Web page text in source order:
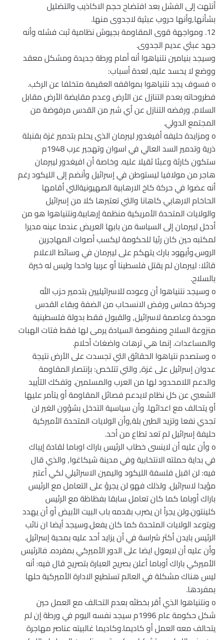
أنتهت إلى الفشل بعد افتضاح حجم الاكاذيب والتضليل
بشأنها,وأنها حروب عبثية لاجدوى منها.
12. ومواجهة قوى المقاومة بجيوش نظامية ثبت فشله وأنه
جهد عبثي عديم الجدوى.
وسيجد بنيامين نتنياهوا أنه أمام ورطة جديدة ومشكل معقد
ووضع لا يحسد عليه, لعدة أسباب:
o فسوف يجد نتنياهوا بمواقفه العقيمة متخلفا عن الركب.
فطروحاته بعدم التنازل عن الأرض وعدم مقايضة الأرض مقابل
السلام, ورفضه التنازل عن أي شبر من القدس مرفوضة من
المجتمع الدولي.
o ومزايدة حليفه أفيغدور ليبرمان الذي يحلم بتدمير غزة بقنبلة
ذرية وتدمير السد العالي في اسوان وتهجير عرب 1948م
ستكون كارثة وعبئا ثقيلا عليه. وخاصة أن افيغدور ليبرمان
هاجر من مولافيا ليستوطن في إسرائيل وأنضم إلى الليكود رغم
أنه عضوا في حركة كاخ الارهابية الصهيونيةالتي أقامها
الحاخام الارهابي كاهانا والتي تعتبرها كلا من إسرائيل
والولايات المتحدة الأمريكية منظمة إرهابية.ونتنياهوا هو من
أدخل لبيرمان إلى السياسة من بابها العريض عندما عينه مديرا
لمكتبه حين كان رئيا للحكومة ليكسب أصوات المهاجرين
الروس.وأيهود بارك يتهكم على ليبرمان في وسائط الاعلام
قائلا: ليبرمان لم يقتل فلسطينا أو عربيا واحدا وليس له خبرة
بالسلاح.
o وسيجد نتنياهوا أن وعوده للاسرائيليين بتدمير حزب الله
وحركة حماس ورفض الانسحاب من الضفة وبقاء القدس
موحدة وعاصمة لاسرائيل, والقبول فقط بدولة فلسطينية
منزوعة السلاح ومنقوصة السيادة يرمى لها فقط فتات الهبات
والمساعدات. إنما هي ترهات واضغاث أحلام.
o وستصدم نتياهوا الحقائق التي تجسدت على الأرض نتيجة
عدوان إسرائيل على غزة, والتي تتلخص: بإنتصار المقاومة
والدعم اللامحدود لها من العرب والمسلمين. وتفكك التأييد
الشعبي عن كل نظام لايدعم فصائل المقاومة أو يتآمر عليها
أو يتحالف مع اعدائها. وأن سياسية التدخل بشؤون الغير لن
تجدي نفعا وتزيد الطين بلة,وأن الولايات المتحدة الأميركية
حليفة إسرائيل لم تعد تطاع من أحد.
o وأن عليه أن لاينسى خطاب الرئيس باراك اوباما لقادة إيباك
في بداية حملته الانتخابية وفي مدينة شيكاغوا, والذي قال
فيه: لن اقبل فلسفة الليكود واليمين الاسرائيلي لكي أعتبر
مؤيدا لاسرائيل. ولذلك فهو لن يجرؤ على التعامل مع الرئيس
باراك أوباما كما كان تعامل سابقا بفظاظة مع الرئيس
كلينتون.ولن يجرأ ان يضرب بقدمه باب البيت الأبيض أو أن يهدد
ويتوعد الولايات المتحدة كما كان يفعل.وسيجد أيضا ان نائب
الرئيس بايدن أكثر شراسة في أن يزايد أحد عليه بمحبة إسرائيل.
وأن عليه أن لايعول ايضا على الدور الأميركي بمفرده. فالرئيس
الأميركي باراك أوباما أعلن بصريح العبارة بتصريح قال فيه: أنه
ليس هناك مشكلة في العالم تستطيع الادارة الأميركية حلها
بمفردها.
o ونتنياهوا الذي أقر بخطئه بعدم التحالف مع العمل حين
شكل حكومة عام 1996م سيجد نفسه اليوم في ورطة إن لم
يتحالف معه العمل أو كاديما.وكاديما غالبيته عناصر مهاجرة